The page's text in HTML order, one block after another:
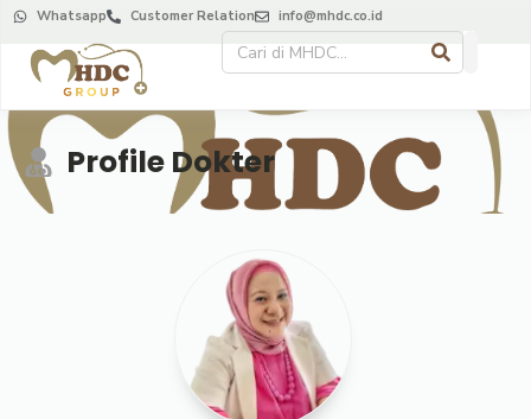
Whatsapp Customer Relation info@mhdc.co.id
Profile Dokter